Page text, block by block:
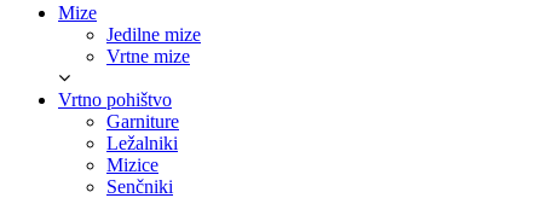
Mize
Jedilne mize
Vrtne mize
Vrtno pohištvo
Garniture
Ležalniki
Mizice
Senčniki